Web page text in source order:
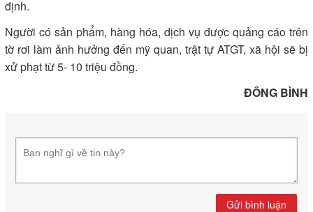
định.
Người có sản phẩm, hàng hóa, dịch vụ được quảng cáo trên
tờ rơi làm ảnh hưởng đến mỹ quan, trật tự ATGT, xã hội sẽ bị
xử phạt từ 5- 10 triệu đồng.
ĐÔNG BÌNH
Gửi bình luận